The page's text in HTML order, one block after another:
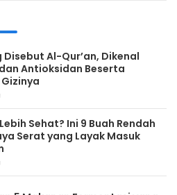
Disebut Al-Qur’an, Dikenal
Antioksidan Beserta
Sehat? Ini 9 Buah Rendah
Serat yang Layak Masuk